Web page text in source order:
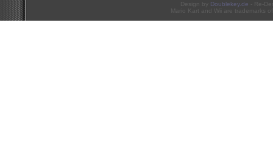
Design by Doublekey.de - Re-
Mario Kart and Wii are trademarks